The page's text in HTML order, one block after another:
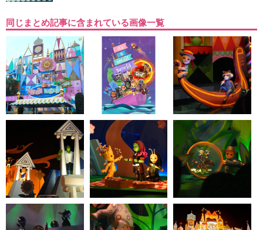
同じまとめ記事に含まれている画像一覧